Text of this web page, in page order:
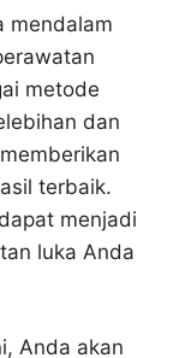
mendalam
metode
dan
terbaik.
menjadi
luka Anda
Anda akan